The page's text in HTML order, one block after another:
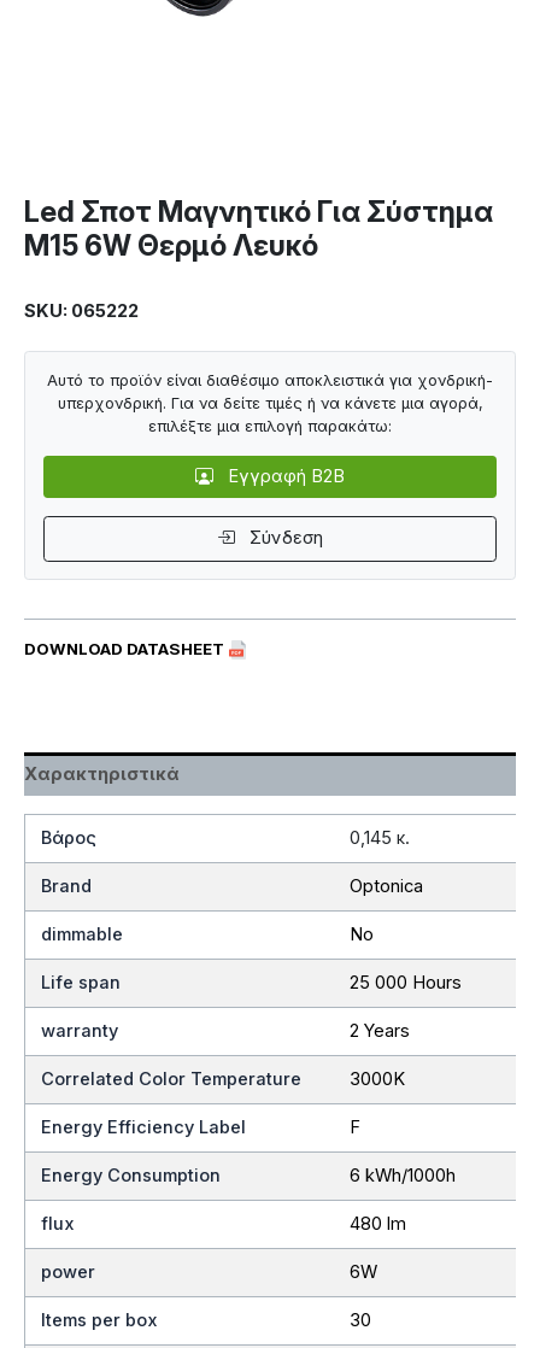
Led Σποτ Μαγνητικό Για Σύστημα
M15 6W Θερμό Λευκό
SKU: 065222
DOWNLOAD DATASHEET
Αυτό το προϊόν είναι διαθέσιμο αποκλειστικά για χονδρική-
υπερχονδρική. Για να δείτε τιμές ή να κάνετε μια αγορά,
επιλέξτε μια επιλογή παρακάτω:
Εγγραφή B2B
Σύνδεση
Χαρακτηριστικά
Βάρος 0,145 κ.
Brand Optonica
dimmable No
Life span 25 000 Hours
warranty 2 Years
Correlated Color Temperature 3000K
Energy Efficiency Label F
Energy Consumption 6 kWh/1000h
flux 480 lm
power 6W
Items per box 30